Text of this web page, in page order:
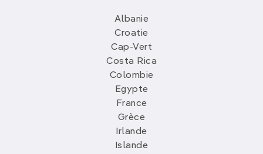
Albanie
Croatie
Cap-Vert
Costa Rica
Colombie
Egypte
France
Grèce
Irlande
Islande